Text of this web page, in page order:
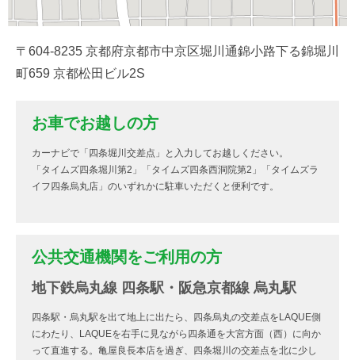
〒604-8235 京都府京都市中京区堀川通錦小路下る錦堀川
町659 京都松田ビル2S
お車でお越しの方
カーナビで「四条堀川交差点」と入力してお越しください。
「タイムズ四条堀川第2」「タイムズ四条西洞院第2」「タイムズラ
イフ四条烏丸店」のいずれかに駐車いただくと便利です。
公共交通機関をご利用の方
地下鉄烏丸線 四条駅・阪急京都線 烏丸駅
四条駅・烏丸駅を出て地上に出たら、四条烏丸の交差点をLAQUE側
にわたり、LAQUEを右手に見ながら四条通を大宮方面（西）に向か
って直進する。亀屋良長本店を過ぎ、四条堀川の交差点を北に少し